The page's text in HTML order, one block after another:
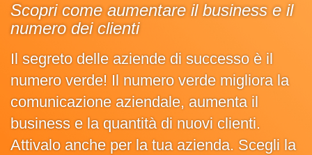
Scopri come aumentare il business e il
numero dei clienti
Il segreto delle aziende di successo è il
numero verde! Il numero verde migliora la
comunicazione aziendale, aumenta il
business e la quantità di nuovi clienti.
Attivalo anche per la tua azienda. Scegli la